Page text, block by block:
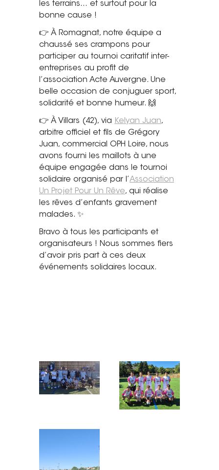
Saint-Étienne
Mâcon
La société
Nos réalisations
Pour les pros
Plâtrier / Peintre
Syndic / Régie
Architecte
Demander un devis
Tel. 04 82 29 21 82
Contact
les terrains… et surtout pour la
bonne cause !
👉 À Romagnat, notre équipe a
chaussé ses crampons pour
participer au tournoi caritatif inter-
entreprises au profit de
l’association Acte Auvergne. Une
belle occasion de conjuguer sport,
solidarité et bonne humeur. 🙌
👉 À Villars (42), via Kelyan Juan,
arbitre officiel et fils de Grégory
Juan, commercial OPH Loire, nous
avons fourni les maillots à une
équipe engagée dans le tournoi
solidaire organisé par l’Association
Un Projet Pour Un Rêve, qui réalise
les rêves d’enfants gravement
malades. ✨
Bravo à tous les participants et
organisateurs ! Nous sommes fiers
d’avoir pris part à ces deux
événements solidaires locaux.